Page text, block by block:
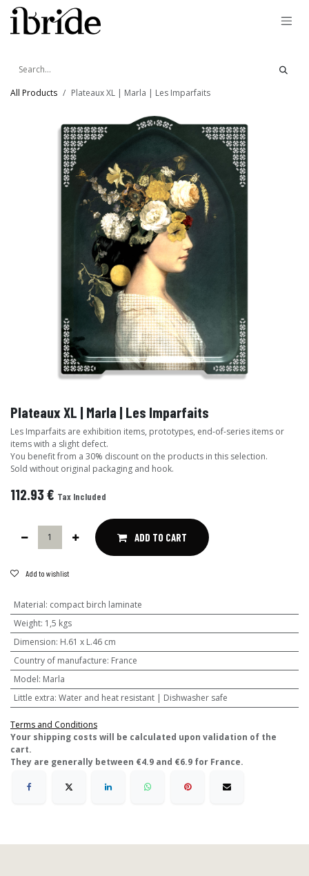
Skip to Content
All Products Plateaux XL | Marla | Les Imparfaits
Plateaux XL | Marla | Les Imparfaits
Les Imparfaits are exhibition items, prototypes, end-of-series items or
items with a slight defect.
You benefit from a 30% discount on the products in this selection.
Sold without original packaging and hook.
112.93€ Tax Included
ADD TO CART
Add to wishlist
Material: compact birch laminate
Weight: 1,5 kgs
Dimension: H.61 x L.46 cm
Country of manufacture: France
Model: Marla
Little extra: Water and heat resistant | Dishwasher safe
Terms and Conditions
​Your shipping costs will be calculated upon validation of the
cart.
They are generally between €4.9 and €6.9 for France.